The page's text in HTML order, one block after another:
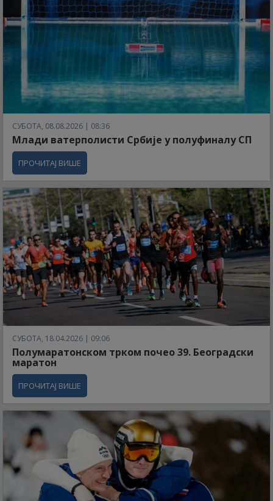
СУБОТА, 08.08.2026 | 08:36
Млади ватерполисти Србије у полуфиналу СП
ПРОЧИТАЈ ВИШЕ
СУБОТА, 18.04.2026 | 09:06
Полумаратонском трком почео 39. Београдски
маратон
ПРОЧИТАЈ ВИШЕ